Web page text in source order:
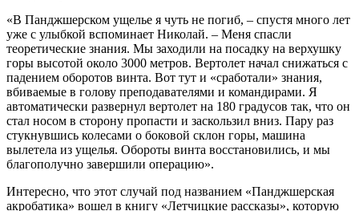
«В Панджшерском ущелье я чуть не погиб, – спустя много лет
уже с улыбкой вспоминает Николай. – Меня спасли
теоретические знания. Мы заходили на посадку на верхушку
горы высотой около 3000 метров. Вертолет начал снижаться с
падением оборотов винта. Вот тут и «сработали» знания,
вбиваемые в голову преподавателями и командирами. Я
автоматически развернул вертолет на 180 градусов так, что он
стал носом в сторону пропасти и заскользил вниз. Пару раз
стукнувшись колесами о боковой склон горы, машина
вылетела из ущелья. Обороты винта восстановились, и мы
благополучно завершили операцию».
Интересно, что этот случай под названием «Панджшерская
акробатика» вошел в книгу «Летчицкие рассказы», которую